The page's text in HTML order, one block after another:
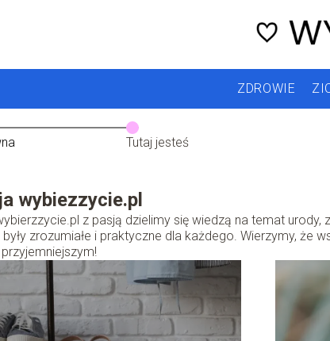
ZDROWIE
Tutaj jesteś
wybiezzycie.pl
z pasją dzielimy się wiedzą na temat
były zrozumiałe i praktyczne dla każdego. Wierzymy, że